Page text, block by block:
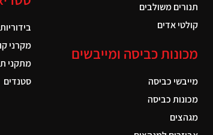
תנורים משולבים
קולטי אדים
מכונות כביסה ומייבשים
מייבשי כביסה
מכונות כביסה
מגהצים
בידוריות
מקרני
מתקני
סטנדים